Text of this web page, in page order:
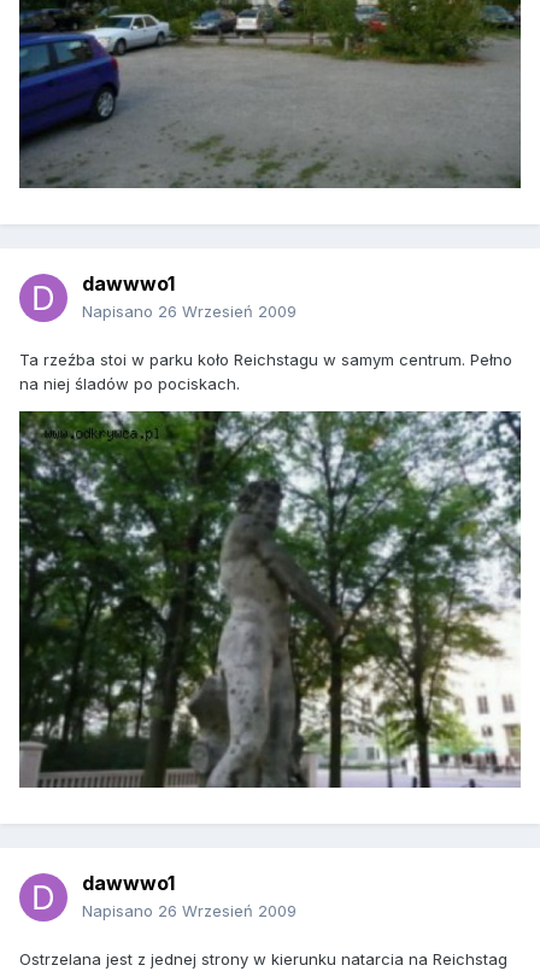
dawwwo1
Napisano 26 Wrzesień 2009
Ta rzeźba stoi w parku koło Reichstagu w samym centrum. Pełno
na niej śladów po pociskach.
dawwwo1
Napisano 26 Wrzesień 2009
Ostrzelana jest z jednej strony w kierunku natarcia na Reichstag